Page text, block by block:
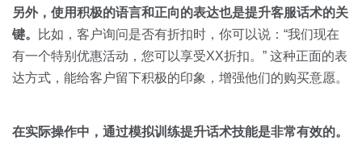
另外，使用积极的语言和正向的表达也是提升客服话术的关
键。
比如，客户询问是否有折扣时，你可以说：“我们现在
有一个特别优惠活动，您可以享受XX折扣。” 这种正面的表
达方式，能给客户留下积极的印象，增强他们的购买意愿。
在实际操作中，通过模拟训练提升话术技能是非常有效的。